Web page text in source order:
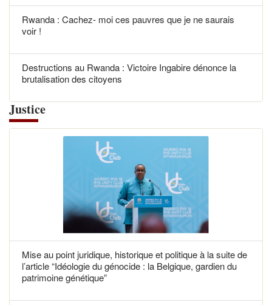
Rwanda : Cachez- moi ces pauvres que je ne saurais
voir !
Destructions au Rwanda : Victoire Ingabire dénonce la
brutalisation des citoyens
Justice
Mise au point juridique, historique et politique à la suite de
l’article “Idéologie du génocide : la Belgique, gardien du
patrimoine génétique”